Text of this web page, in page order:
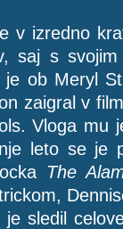
v izredno
saj s
ob Meryl
zaigral v
Vloga mu
leto se je
The
je sledil